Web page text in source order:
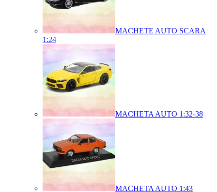
MACHETE AUTO SCARA
1:24
MACHETA AUTO 1:32-38
MACHETA AUTO 1:43